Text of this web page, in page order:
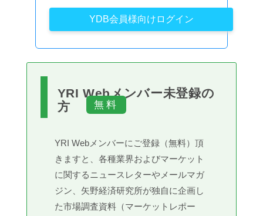
YDB会員様向けログイン
YRI Webメンバー未登録の
方
YRI Webメンバーにご登録（無料）頂
きますと、各種業界およびマーケット
に関するニュースレターやメールマガ
ジン、矢野経済研究所が独自に企画し
た市場調査資料（マーケットレポー